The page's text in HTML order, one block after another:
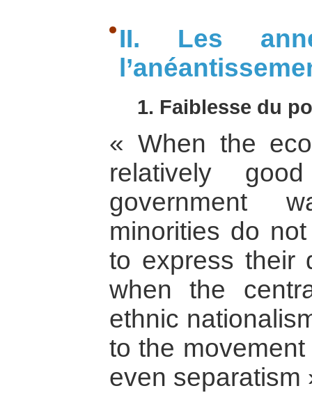
II. Les
1. Faiblesse du
« When the
relatively
government
minorities do
to express their
when the
ethnic
to the
even separatism